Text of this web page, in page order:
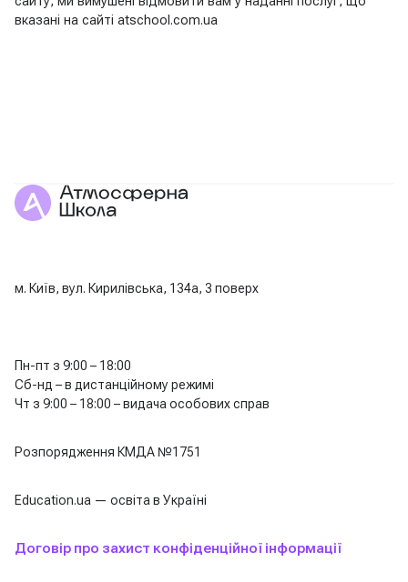
вказані на сайті atschool.com.ua
м. Київ, вул. Кирилівська, 134а, 3 поверх
Пн-пт з 9:00 – 18:00
Сб-нд – в дистанційному режимі
Чт з 9:00 – 18:00 – видача особових справ
Розпорядження КМДА №1751
Education.ua — освіта в Україні
Договір про захист конфіденційної інформації